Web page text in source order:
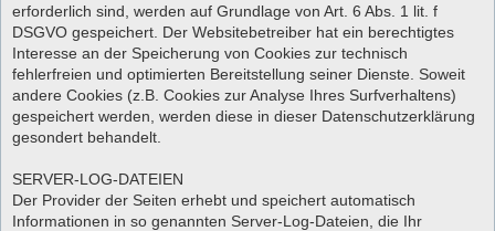
erforderlich sind, werden auf Grundlage von Art. 6 Abs. 1 lit. f
DSGVO gespeichert. Der Websitebetreiber hat ein berechtigtes
Interesse an der Speicherung von Cookies zur technisch
fehlerfreien und optimierten Bereitstellung seiner Dienste. Soweit
andere Cookies (z.B. Cookies zur Analyse Ihres Surfverhaltens)
gespeichert werden, werden diese in dieser Datenschutzerklärung
gesondert behandelt.
SERVER-LOG-DATEIEN
Der Provider der Seiten erhebt und speichert automatisch
Informationen in so genannten Server-Log-Dateien, die Ihr